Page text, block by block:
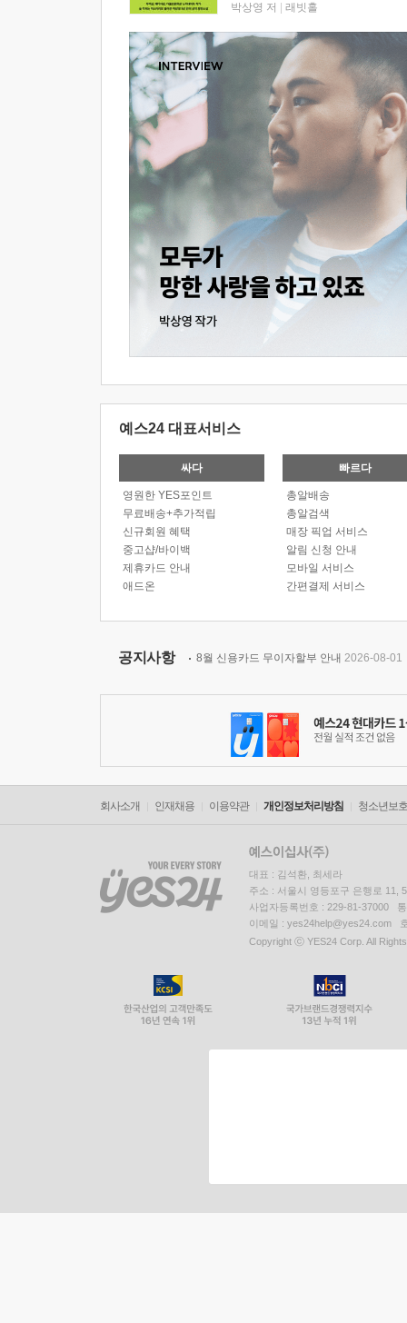
박상영 저 래빗홀
예스24 대표서비스
싸다
영원한 YES포인트
무료배송+추가적립
신규회원 혜택
중고샵/바이백
제휴카드 안내
애드온
빠르다
총알배송
총알검색
매장 픽업 서비스
알림 신청 안내
모바일 서비스
간편결제 서비스
공지사항 8월 신용카드 무이자할부 안내 2026-08-01
회사소개 인재채용 이용약관 개인정보처리방침 청소년보
대표 : 김석환, 최세라
주소 : 서울시 영등포구 은행로 11,
사업자등록번호 : 229-81-37000
이메일 : yes24help@yes24.com
Copyright ⓒ YES24 Corp. All